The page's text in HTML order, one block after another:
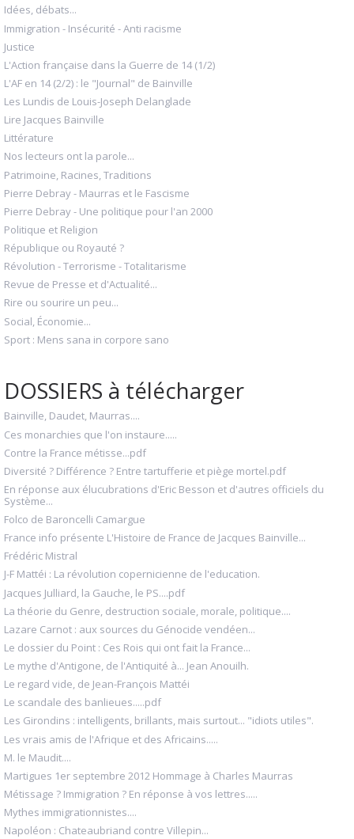
Idées, débats...
Immigration - Insécurité - Anti racisme
Justice
L'Action française dans la Guerre de 14 (1/2)
L'AF en 14 (2/2) : le "Journal" de Bainville
Les Lundis de Louis-Joseph Delanglade
Lire Jacques Bainville
Littérature
Nos lecteurs ont la parole...
Patrimoine, Racines, Traditions
Pierre Debray - Maurras et le Fascisme
Pierre Debray - Une politique pour l'an 2000
Politique et Religion
République ou Royauté ?
Révolution - Terrorisme - Totalitarisme
Revue de Presse et d'Actualité...
Rire ou sourire un peu...
Social, Économie...
Sport : Mens sana in corpore sano
DOSSIERS à télécharger
Bainville, Daudet, Maurras....
Ces monarchies que l'on instaure.....
Contre la France métisse...pdf
Diversité ? Différence ? Entre tartufferie et piège mortel.pdf
En réponse aux élucubrations d'Eric Besson et d'autres officiels du
Système...
Folco de Baroncelli Camargue
France info présente L'Histoire de France de Jacques Bainville...
Frédéric Mistral
J-F Mattéi : La révolution copernicienne de l'education.
Jacques Julliard, la Gauche, le PS....pdf
La théorie du Genre, destruction sociale, morale, politique....
Lazare Carnot : aux sources du Génocide vendéen...
Le dossier du Point : Ces Rois qui ont fait la France...
Le mythe d'Antigone, de l'Antiquité à... Jean Anouilh.
Le regard vide, de Jean-François Mattéi
Le scandale des banlieues.....pdf
Les Girondins : intelligents, brillants, mais surtout... "idiots utiles".
Les vrais amis de l'Afrique et des Africains.....
M. le Maudit....
Martigues 1er septembre 2012 Hommage à Charles Maurras
Métissage ? Immigration ? En réponse à vos lettres.....
Mythes immigrationnistes....
Napoléon : Chateaubriand contre Villepin...